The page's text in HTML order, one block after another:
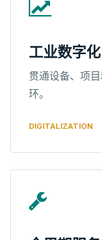
工业数字化
贯通设备、项
环。
DIGITALIZATION